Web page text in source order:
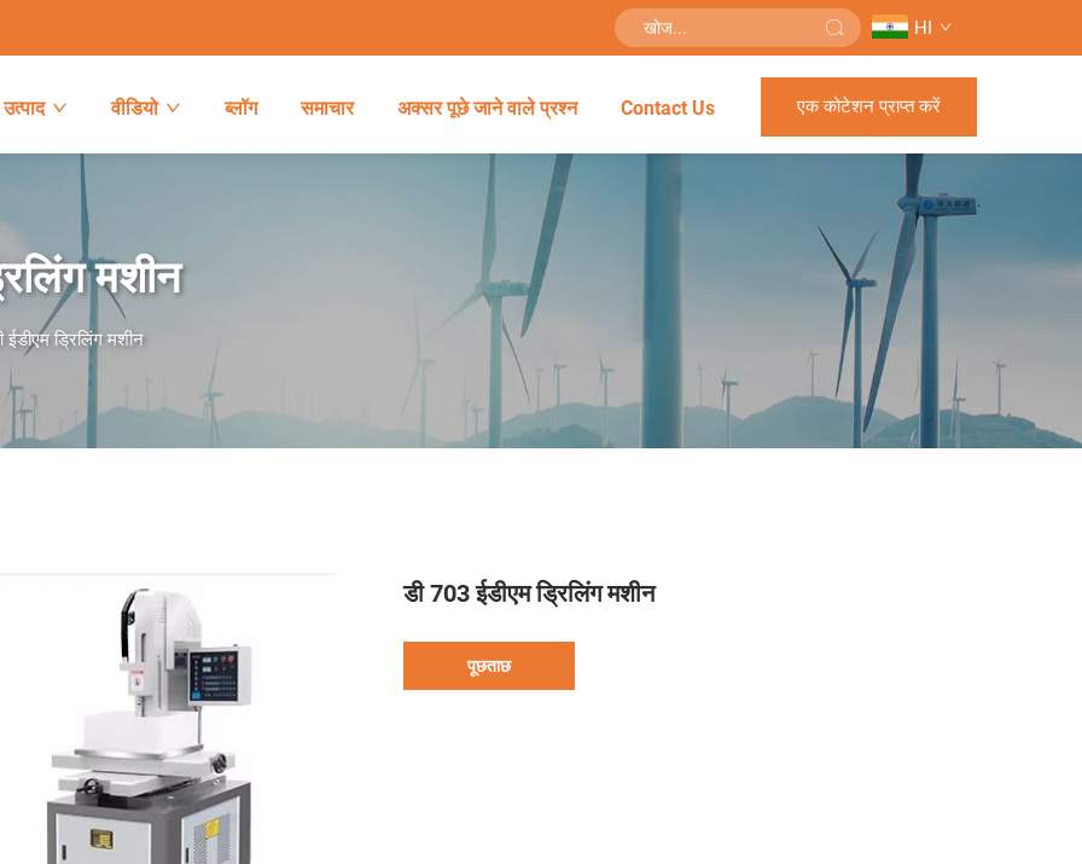
HI
उत्पाद वीडियो ब्लॉग समाचार अक्सर पूछे जाने वाले प्रश्न Contact Us एक कोटेशन प्राप्त करें
मशीन
ड्रिलिंग मशीन
डी 703 ईडीएम ड्रिलिंग मशीन
पूछताछ